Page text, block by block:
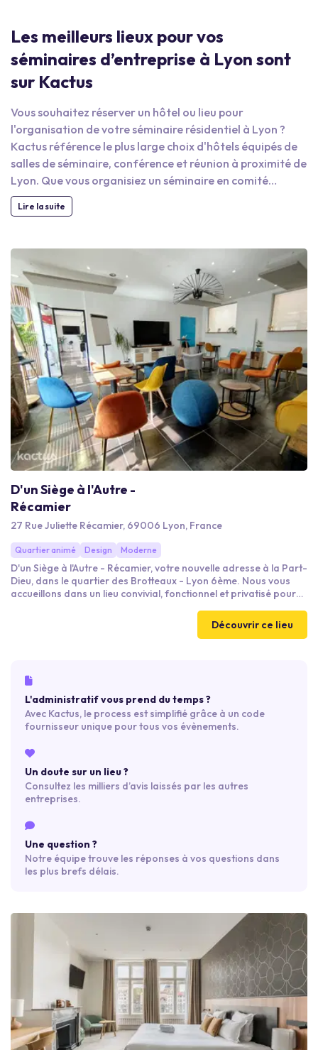
Les meilleurs lieux pour vos
séminaires d’entreprise à Lyon sont
sur Kactus
Vous souhaitez réserver un hôtel ou lieu pour
l'organisation de votre séminaire résidentiel à Lyon ?
Kactus référence le plus large choix d'hôtels équipés de
salles de séminaire, conférence et réunion à proximité de
Lyon. Que vous organisiez un séminaire en comité
restreint ou pour des centaines de participants, vous
trouverez l'hôtel idéal pour votre séminaire résidentiel
espace dans un hôtel pour une journée d'étude avec vos
collaborateurs. Des centaines de salles sont disponibles
sur Kactus et vous pouvez louer des espaces de
séminaire, avec ou sans pause déjeuner, pour des durées
allant de la demi-journée jusqu'à des événements plus
longs sur plusieurs jours.
Lire la suite
D'un Siège à l'Autre -
Récamier
27 Rue Juliette Récamier, 69006 Lyon, France
Quartier animé Design Moderne
D'un Siège à l'Autre - Récamier, votre nouvelle adresse à la Part-
Dieu, dans le quartier des Brotteaux - Lyon 6ème. Nous vous
accueillons dans un lieu convivial, fonctionnel et privatisé pour
vous accompagnons sur l'organisation de votre événement en
amont et sommes présents le jour J pour faciliter le bon déroulé
Découvrir ce lieu
L'administratif vous prend du temps ?
Avec Kactus, le process est simplifié grâce à un code
fournisseur unique pour tous vos évènements.
Un doute sur un lieu ?
Consultez les milliers d’avis laissés par les autres
entreprises.
Une question ?
Notre équipe trouve les réponses à vos questions dans
les plus brefs délais.